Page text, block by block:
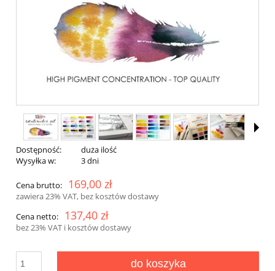
Dostępność:
duża ilość
Wysyłka w:
3 dni
Cena brutto: 169,00 zł
zawiera 23% VAT, bez kosztów dostawy
Cena netto:
137,40 zł
bez 23% VAT i kosztów dostawy
do koszyka